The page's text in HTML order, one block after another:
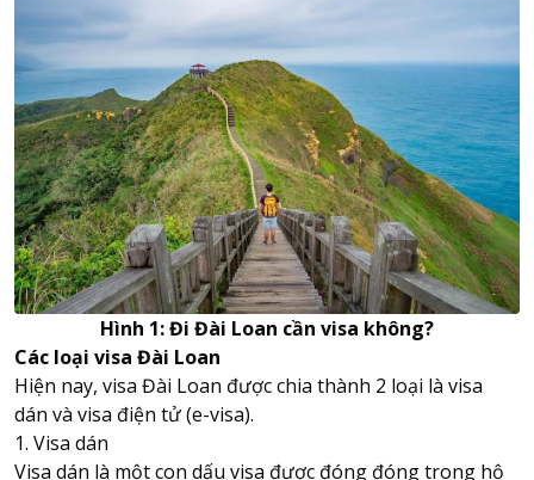
Hình 1: Đi Đài Loan cần visa không?
Các loại visa Đài Loan
Hiện nay, visa Đài Loan được chia thành 2 loại là visa
dán và visa điện tử (e-visa).
1. Visa dán
Visa dán là một con dấu visa được đóng đóng trong hộ